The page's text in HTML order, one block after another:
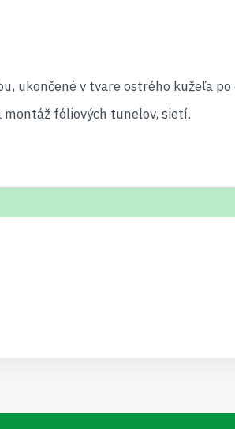
ukončené v tvare ostrého kužeľa
fóliových tunelov, sietí.